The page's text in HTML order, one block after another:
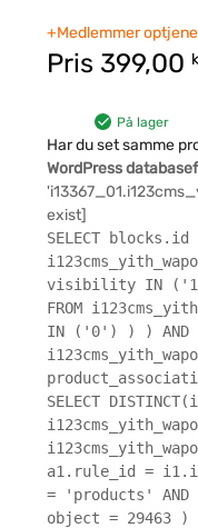
+Medlemmer
Pris 399,00
På lager
Har du set samme
WordPress
exist]
SELECT blocks.id
visibility IN ('1')
FROM
IN ('0') ) ) AND (
SELECT
a1.rule_id = i1.id
= 'products'
object = 29463 )